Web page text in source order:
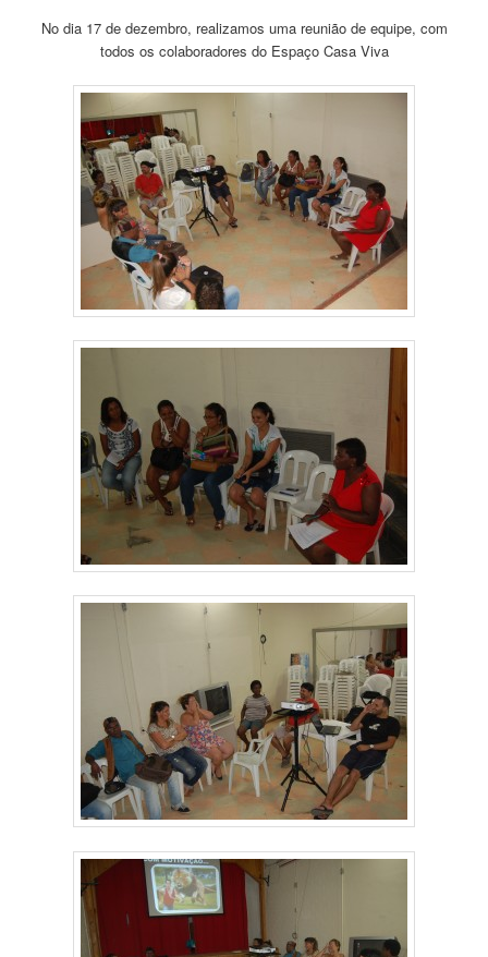
No dia 17 de dezembro, realizamos uma reunião de equipe, com
todos os colaboradores do Espaço Casa Viva